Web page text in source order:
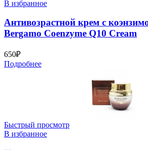
В избранное
Антивозрастной крем с
Bergamo Coenzyme Q10 Cream
650₽
Подробнее
Быстрый просмотр
В избранное